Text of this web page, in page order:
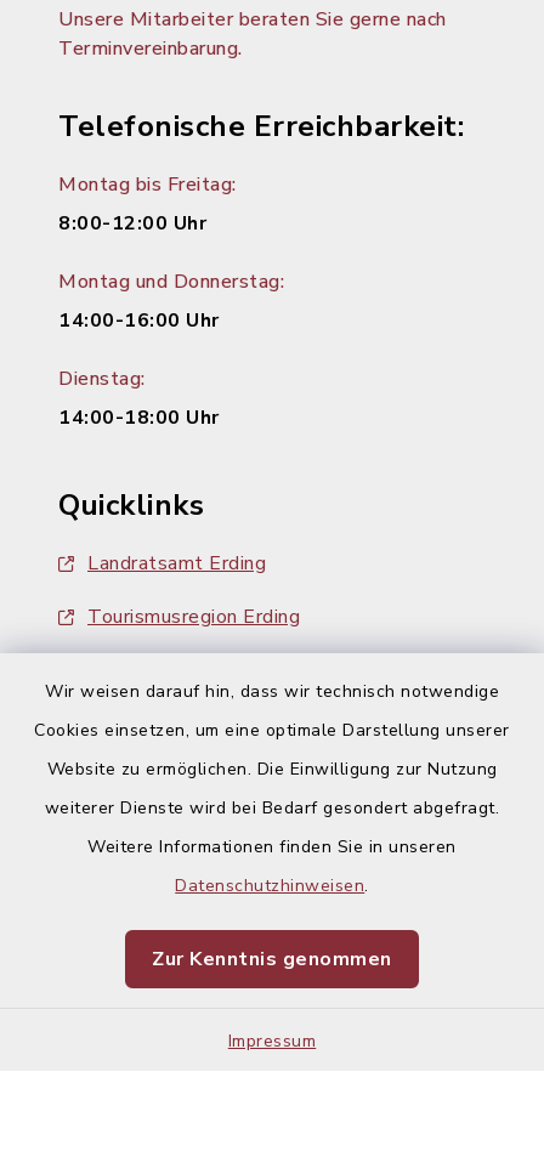
Wir weisen darauf hin, dass wir technisch notwendige
Cookies einsetzen, um eine optimale Darstellung unserer
Website zu ermöglichen. Die Einwilligung zur Nutzung
weiterer Dienste wird bei Bedarf gesondert abgefragt.
Weitere Informationen finden Sie in unseren
Datenschutzhinweisen.
Zur Kenntnis genommen
Impressum
Unsere Mitarbeiter beraten Sie gerne nach
Terminvereinbarung.
Telefonische Erreichbarkeit:
Montag bis Freitag:
8:00-12:00 Uhr
Montag und Donnerstag:
14:00-16:00 Uhr
Dienstag:
14:00-18:00 Uhr
Quicklinks
Landratsamt Erding
Tourismusregion Erding
Kontakt
Datenschutz
Impressum